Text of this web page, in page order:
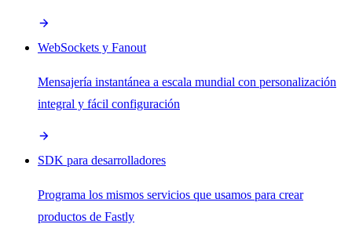
WebSockets y Fanout
Mensajería instantánea a escala mundial con personalización
integral y fácil configuración
SDK para desarrolladores
Programa los mismos servicios que usamos para crear
productos de Fastly